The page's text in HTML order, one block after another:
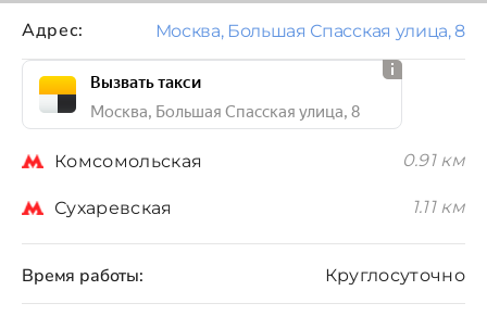
Время работы: Круглосуточно
Адрес: Москва, Большая Спасская улица, 8
Вызвать такси
Москва, Большая Спасская улица, 8
Комсомольская 0.91 км
Сухаревская 1.11 км